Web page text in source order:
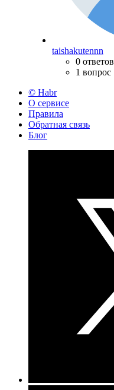
taishakutennn
0 ответов
1 вопрос
© Habr
О сервисе
Правила
Обратная связь
Блог